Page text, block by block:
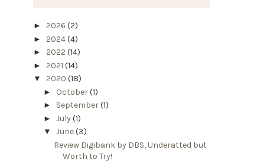
► 2026 (2)
► 2024(4)
► 2022 (14)
► 2021 (14)
▼ 2020 (18)
► October(1)
► September(1)
► July(1)
▼ June(3)
Review Digibank by DBS, Underatted but
Worth to Try!